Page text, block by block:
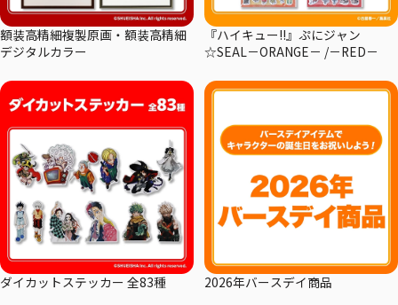
額装高精細複製原画・額装高精細
デジタルカラー
『ハイキュー!!』ぷにジャン
☆SEAL－ORANGE－ /－RED－
ダイカットステッカー 全83種 2026年バースデイ商品